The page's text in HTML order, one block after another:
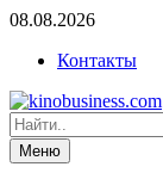
08.08.2026
Контакты
Меню